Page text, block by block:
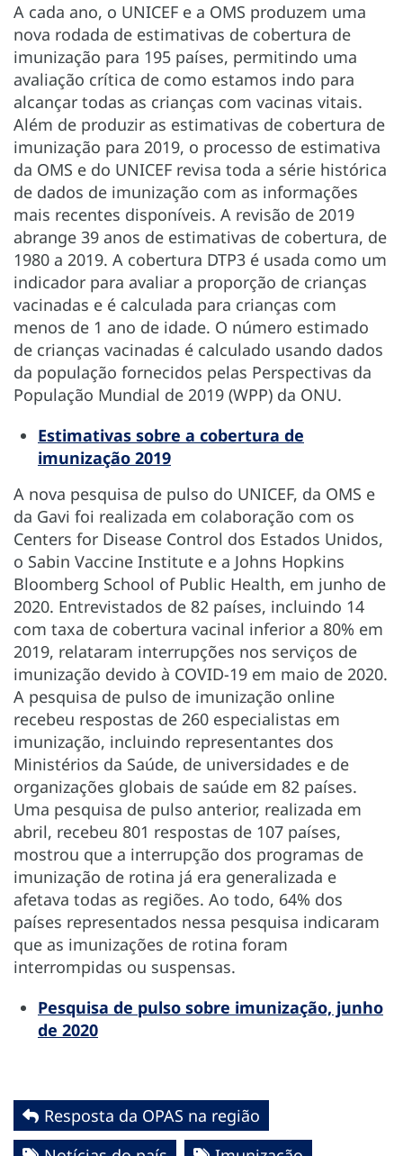
A cada ano, o UNICEF e a OMS produzem uma
nova rodada de estimativas de cobertura de
imunização para 195 países, permitindo uma
avaliação crítica de como estamos indo para
alcançar todas as crianças com vacinas vitais.
Além de produzir as estimativas de cobertura de
imunização para 2019, o processo de estimativa
da OMS e do UNICEF revisa toda a série histórica
de dados de imunização com as informações
mais recentes disponíveis. A revisão de 2019
abrange 39 anos de estimativas de cobertura, de
1980 a 2019. A cobertura DTP3 é usada como um
indicador para avaliar a proporção de crianças
vacinadas e é calculada para crianças com
menos de 1 ano de idade. O número estimado
de crianças vacinadas é calculado usando dados
da população fornecidos pelas Perspectivas da
População Mundial de 2019 (WPP) da ONU.
Estimativas sobre a cobertura de
imunização 2019
A nova pesquisa de pulso do UNICEF, da OMS e
da Gavi foi realizada em colaboração com os
Centers for Disease Control dos Estados Unidos,
o Sabin Vaccine Institute e a Johns Hopkins
Bloomberg School of Public Health, em junho de
2020. Entrevistados de 82 países, incluindo 14
com taxa de cobertura vacinal inferior a 80% em
2019, relataram interrupções nos serviços de
imunização devido à COVID-19 em maio de 2020.
A pesquisa de pulso de imunização online
recebeu respostas de 260 especialistas em
imunização, incluindo representantes dos
Ministérios da Saúde, de universidades e de
organizações globais de saúde em 82 países.
Uma pesquisa de pulso anterior, realizada em
abril, recebeu 801 respostas de 107 países,
mostrou que a interrupção dos programas de
imunização de rotina já era generalizada e
afetava todas as regiões. Ao todo, 64% dos
países representados nessa pesquisa indicaram
que as imunizações de rotina foram
interrompidas ou suspensas.
Pesquisa de pulso sobre imunização, junho
de 2020
Resposta da OPAS na região